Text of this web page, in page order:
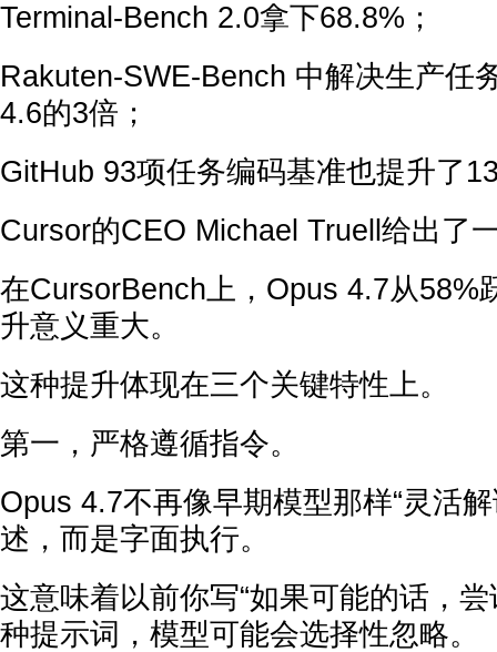
Terminal-Bench 2.0拿下68.8%；
Rakuten-SWE-Bench 中解决生产任
4.6的3倍；
GitHub 93项任务编码基准也提升了
Cursor的CEO Michael Truell给出了
在CursorBench上，Opus 4.7从58%
升意义重大。
这种提升体现在三个关键特性上。
第一，严格遵循指令。
Opus 4.7不再像早期模型那样“灵活
述，而是字面执行。
这意味着以前你写“如果可能的话，
种提示词，模型可能会选择性忽略。